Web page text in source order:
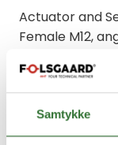
Samtykke
Actuator and
Female M12,
white, yellow,
material: PUR,
chain use,
oils, Flame-
1581, IEC